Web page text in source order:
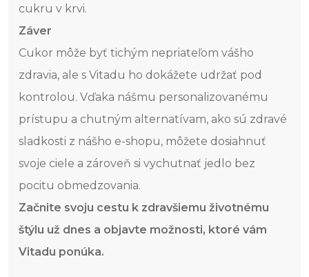
cukru v krvi.
Záver
Cukor môže byť tichým nepriateľom vášho
zdravia, ale s Vitadu ho dokážete udržať pod
kontrolou. Vďaka nášmu personalizovanému
prístupu a chutným alternatívam, ako sú zdravé
sladkosti z nášho e-shopu, môžete dosiahnuť
svoje ciele a zároveň si vychutnať jedlo bez
pocitu obmedzovania.
Začnite svoju cestu k zdravšiemu životnému
štýlu už dnes a objavte možnosti, ktoré vám
Vitadu ponúka.